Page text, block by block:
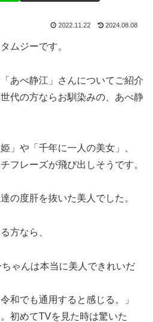
2022.11.22 2024.08.08
ムジーです。
あべ静江」さんについてご紹介
代の方ならお馴染みの、あべ静
」や「千年に一人の美女」、
フレーズが飛び出しそうです。
の度肝を抜いた美人でした。
方なら、
ゃんは本当に美人できれいだ
和でも通用すると感じる。」
初めてTVを見た時は驚いた